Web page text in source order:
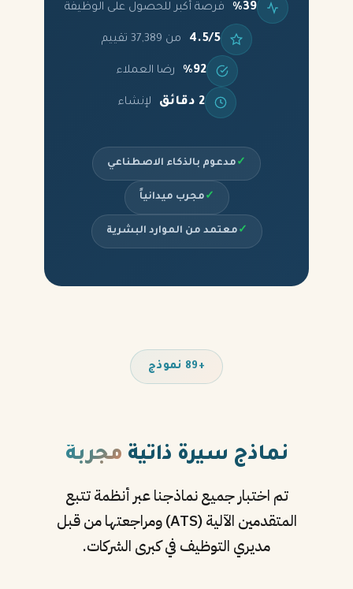
%39 فرصة أكبر للحصول على الوظيفة
4.5/5 من 37,389 تقييم
%92 رضا العملاء
2 دقائق لإنشاء
✓ مدعوم بالذكاء الاصطناعي
✓ مجرب ميدانياً
✓ معتمد من الموارد البشرية
+89 نموذج
نماذج سيرة ذاتية مجربة
تم اختبار جميع نماذجنا عبر أنظمة تتبع
المتقدمين الآلية (ATS) ومراجعتها من قبل
مديري التوظيف في كبرى الشركات.